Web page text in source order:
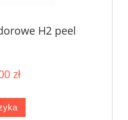
H2 peel
zł